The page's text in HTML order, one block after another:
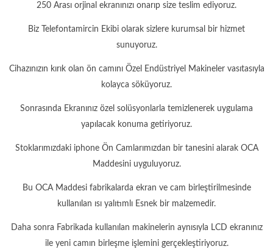
250 Arası orjinal ekranınızı onarıp size teslim ediyoruz.
Biz Telefontamircin Ekibi olarak sizlere kurumsal bir hizmet
sunuyoruz.
Cihazınızın kırık olan ön camını Özel Endüstriyel Makineler vasıtasıyla
kolayca söküyoruz.
Sonrasında Ekranınız özel solüsyonlarla temizlenerek uygulama
yapılacak konuma getiriyoruz.
Stoklarımızdaki iphone Ön Camlarımızdan bir tanesini alarak OCA
Maddesini uyguluyoruz.
Bu OCA Maddesi fabrikalarda ekran ve cam birleştirilmesinde
kullanılan ısı yalıtımlı Esnek bir malzemedir.
Daha sonra Fabrikada kullanılan makinelerin aynısıyla LCD ekranınız
ile yeni camın birleşme işlemini gerçekleştiriyoruz.